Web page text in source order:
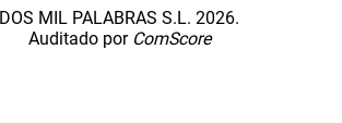
DOS MIL PALABRAS S.L. 2026.
Auditado por ComScore